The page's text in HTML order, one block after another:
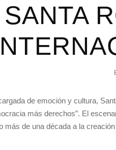
SANTA
de emoción y cultura,
más derechos”. El
más de una década a la